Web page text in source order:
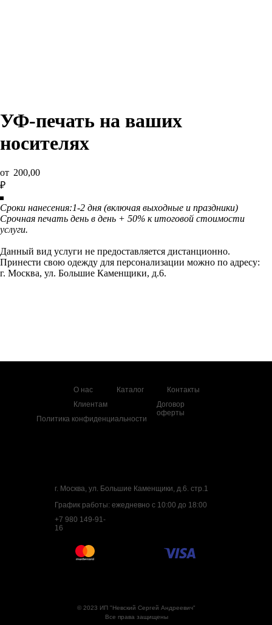
УФ-печать на ваших
носителях
200,00
₽
Сроки нанесения:1-2 дня (включая выходные и праздники)
Срочная печать день в день + 50% к итоговой стоимости
услуги.
Данный вид услуги не предоставляется дистанционно.
Принести свою одежду для персонализации можно по адресу:
г. Москва, ул. Большие Каменщики, д.6.
© 2023 ИП "Невский Сергей Андреевич"
Все права защищены
О нас Контакты
Каталог
Политика конфиденциальности
Клиентам
Договор
оферты
г. Москва, ул. Большие Каменщики, д.6. стр.1
График работы: ежедневно с 10:00 до 18:00
+7 980 149-91-
16